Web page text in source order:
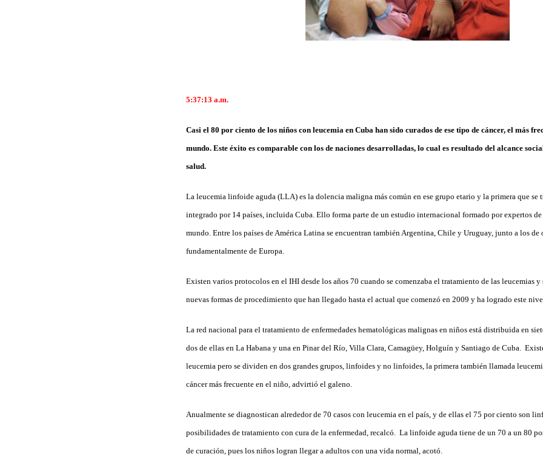
5:37:13 a.m.
Casi el 80 por ciento de los niños con leucemia en Cuba han sido curados de ese tipo de cáncer, el más
mundo. Este éxito es comparable con los de naciones desarrolladas, lo cual es resultado del alcance
salud.
La leucemia linfoide aguda (LLA) es la dolencia maligna más común en ese grupo etario y la primera que se
integrado por 14 países, incluida Cuba. Ello forma parte de un estudio internacional formado por expertos de
mundo. Entre los países de América Latina se encuentran también Argen­tina, Chile y Uruguay, junto a los de
fundamentalmente de Europa.
Existen varios protocolos en el IHI desde los años 70 cuando se comenzaba el tratamiento de las leucemias
nuevas formas de procedimiento que han llegado hasta el actual que comenzó en 2009 y ha logrado este
La red nacional para el tratamiento de enfermedades hematológicas malignas en niños está distribuida en
dos de ellas en La Habana y una en Pinar del Río, Villa Clara, Camagüey, Holguín y San­tiago de Cuba.
leucemia pero se dividen en dos grandes grupos, linfoides y no linfoides, la primera también llamada
cáncer más frecuente en el niño, advirtió el galeno.
Anualmente se diagnostican alrededor de 70 casos con leucemia en el país, y de ellas el 75 por ciento son
posibilidades de tratamiento con cura de la enfermedad, recalcó. La linfoide aguda tiene de un 70 a un 80
de curación, pues los niños logran llegar a adultos con una vida normal, acotó.